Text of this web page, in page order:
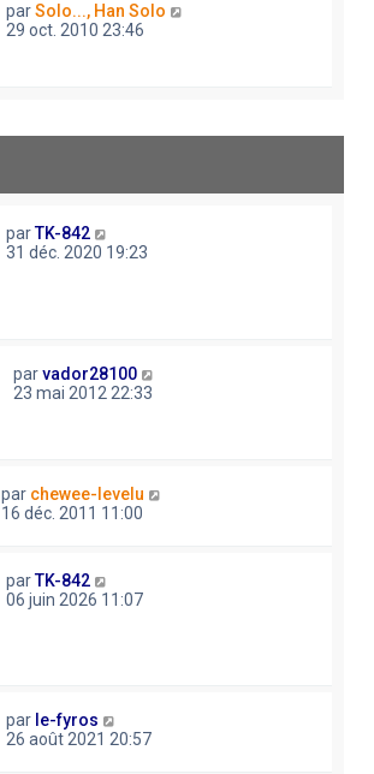
parSolo..., Han Solo
29 oct. 2010 23:46
parTK-842
31 déc. 2020 19:23
parvador28100
23 mai 2012 22:33
par chewee-levelu
16 déc. 2011 11:00
parTK-842
06 juin 2026 11:07
par le-fyros
26 août 2021 20:57